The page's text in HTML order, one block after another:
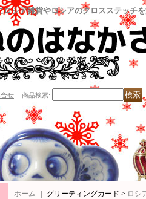
ロシア雑貨やロシアのクロスステッチ
せ 商品検索:
ホーム ｜ グリーティングカード > ロシ